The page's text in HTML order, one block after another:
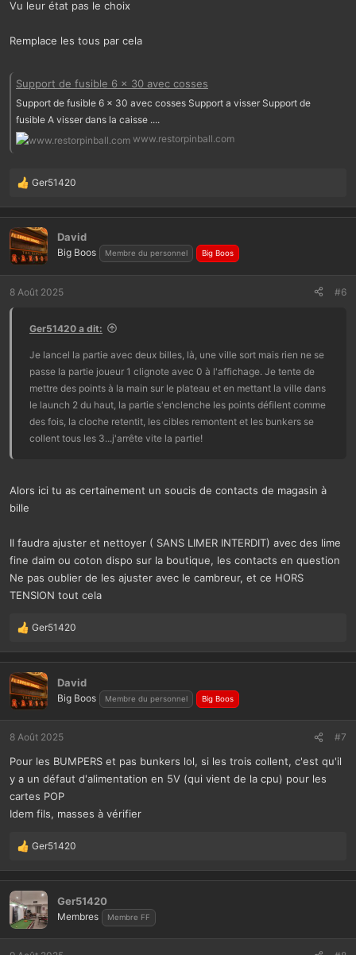
Vu leur état pas le choix
Remplace les tous par cela
Support de fusible 6 x 30 avec cosses
Support de fusible 6 x 30 avec cosses Support a visser Support de
fusible A visser dans la caisse ....
www.restorpinball.com
L
s
r
é
a
c
Ger51420
David
Big Boos Membre du personnel Big Boos
8 Août 2025 #6
Ger51420 a dit:
Je lancel la partie avec deux billes, là, une ville sort mais rien ne se
passe la partie joueur 1 clignote avec 0 à l'affichage. Je tente de
mettre des points à la main sur le plateau et en mettant la ville dans
le launch 2 du haut, la partie s'enclenche les points défilent comme
des fois, la cloche retentit, les cibles remontent et les bunkers se
collent tous les 3...j'arrête vite la partie!
Alors ici tu as certainement un soucis de contacts de magasin à
bille
Il faudra ajuster et nettoyer ( SANS LIMER INTERDIT) avec des lime
fine daim ou coton dispo sur la boutique, les contacts en question
Ne pas oublier de les ajuster avec le cambreur, et ce HORS
TENSION tout cela
L
s
r
é
a
c
o
n
Ger51420
David
Big Boos Membre du personnel Big Boos
8 Août 2025 #7
Pour les BUMPERS et pas bunkers lol, si les trois collent, c'est qu'il
y a un défaut d'alimentation en 5V (qui vient de la cpu) pour les
cartes POP
Idem fils, masses à vérifier
L
s
r
é
a
c
Ger51420
Ger51420
Membres Membre FF